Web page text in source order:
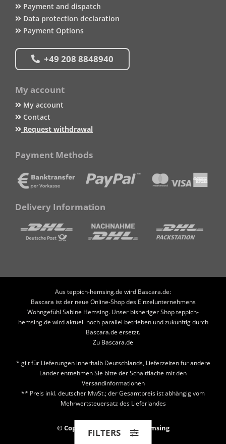
Payment and dispatch
Data protection declaration
Payment Options
+49 208 8848940
My account
My account
Contact
Request withdrawal
Payment Methods
Delivery Information
Aus teppich-hemsing.de wird Bascara.de:
Bascara ist der neue Online-Shop des Einzelunternehmens
Wohngefühl Sabine Hemsing. Unser bisheriger Shop teppich-
hemsing.de wird aktuell noch parallel betrieben und zukünftig durch
Bascara.de ersetzt.
Zu Bascara.de
* gilt für Lieferungen innerhalb Deutschlands, Lieferzeiten für andere
Länder entnehmen Sie bitte der Schaltfläche mit den
Versandinformationen
** Preis inkl. deutscher MwSt.; der Gesamtpreis ist abhängig vom
Mehrwertsteuersatz des Lieferlandes
© Copyright 2026 Teppich Hemsing
FILTERS